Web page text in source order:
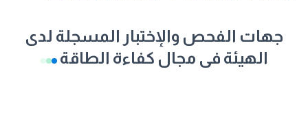
جهات الفحص والإختبار المسجلة لدى
الهيئة فى مجال كفاءة الطاقة